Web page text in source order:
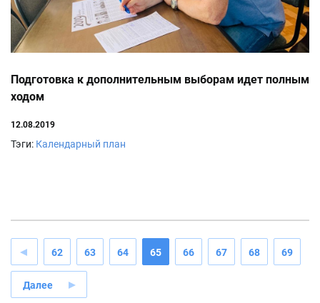
Подготовка к дополнительным выборам идет полным
ходом
12.08.2019
Тэги: Календарный план
62 63 64 65 66 67 68 69
Далее